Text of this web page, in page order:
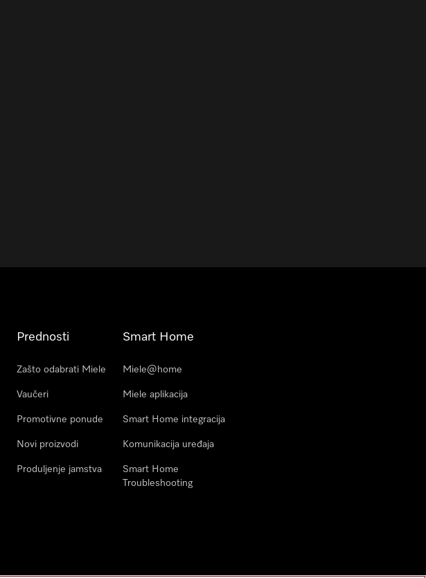
Prednosti
Zašto odabrati Miele
Vaučeri
Promotivne ponude
Novi proizvodi
Produljenje jamstva
Smart Home
Miele@home
Miele aplikacija
Smart Home integracija
Komunikacija uređaja
Smart Home
Troubleshooting